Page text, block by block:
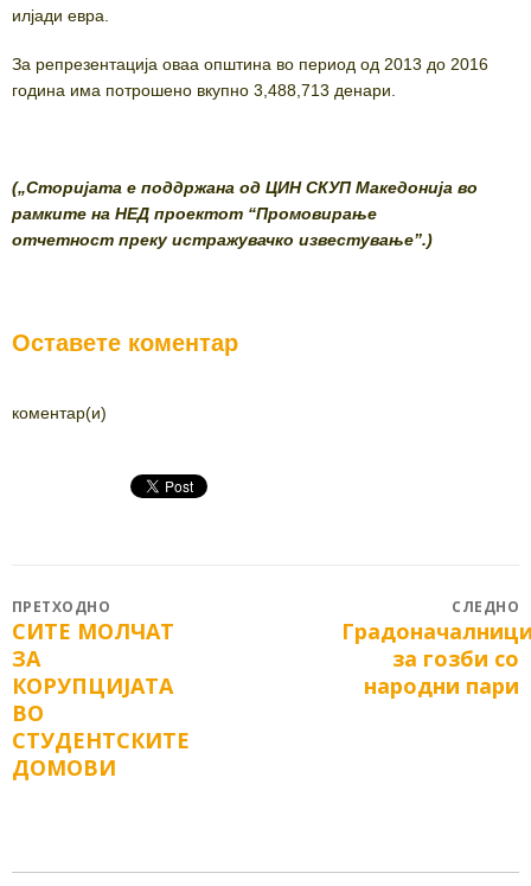
илјади евра.
За репрезентација оваа општина во период од 2013 до 2016
година има потрошено вкупно 3,488,713 денари.
(„Сторијата е поддржана од ЦИН СКУП Македонија во
рамките на НЕД проектот “Промовирање
отчетност преку истражувачко известување”.)
Оставете коментар
коментар(и)
Post
navigation
ПРЕТХОДНО
Previous
post:
СИТЕ МОЛЧАТ
ЗА
КОРУПЦИЈАТА
ВО
СТУДЕНТСКИТЕ
ДОМОВИ
СЛЕДНО
Next
за гозби со
народни пари